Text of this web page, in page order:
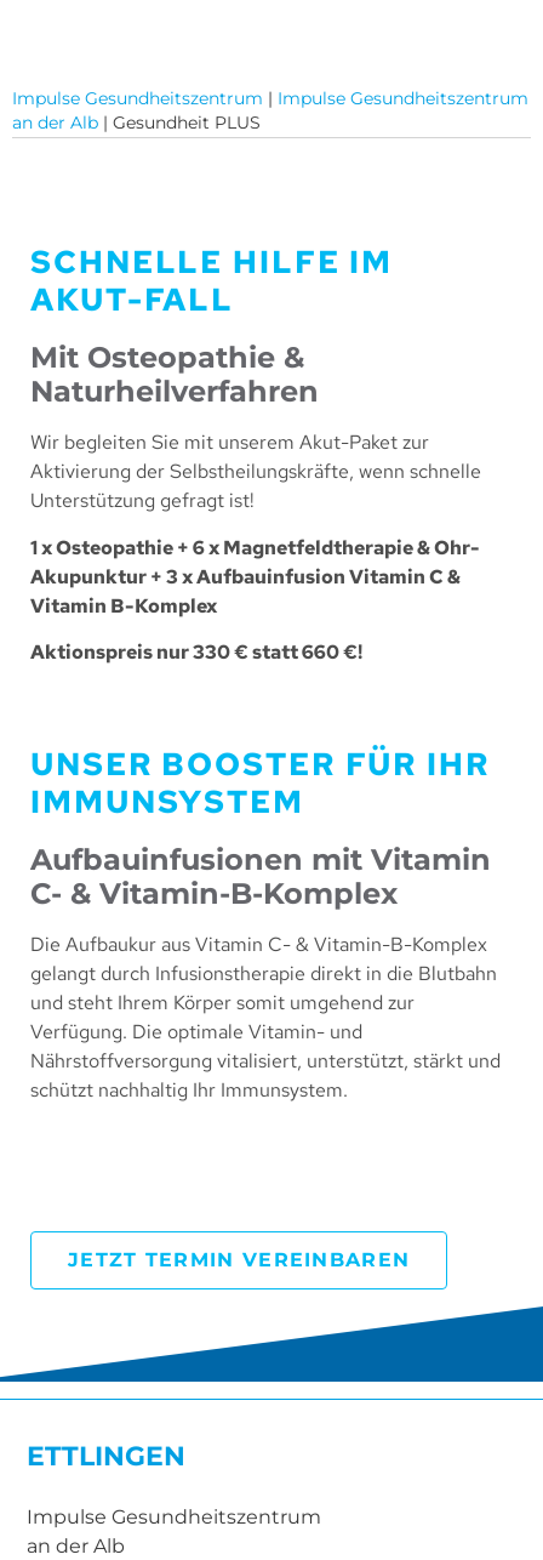
Impulse Gesundheitszentrum | Impulse Gesundheitszentrum
an der Alb | Gesundheit PLUS
SCHNELLE HILFE IM
AKUT-FALL
Mit Osteopathie &
Naturheilverfahren
Wir begleiten Sie mit unserem Akut-Paket zur
Aktivierung der Selbstheilungskräfte, wenn schnelle
Unterstützung gefragt ist!
1 x Osteopathie + 6 x Magnetfeldtherapie & Ohr-
Akupunktur + 3 x Aufbauinfusion Vitamin C &
Vitamin B-Komplex
Aktionspreis nur 330 € statt 660 €!
UNSER BOOSTER FÜR IHR
IMMUNSYSTEM
Aufbauinfusionen mit Vitamin
C- & Vitamin-B-Komplex
Die Aufbaukur aus Vitamin C- & Vitamin-B-Komplex
gelangt durch Infusionstherapie direkt in die Blutbahn
und steht Ihrem Körper somit umgehend zur
Verfügung. Die optimale Vitamin- und
Nährstoffversorgung vitalisiert, unterstützt, stärkt und
schützt nachhaltig Ihr Immunsystem.
JETZT TERMIN VEREINBAREN
ETTLINGEN
Impulse Gesundheitszentrum
an der Alb